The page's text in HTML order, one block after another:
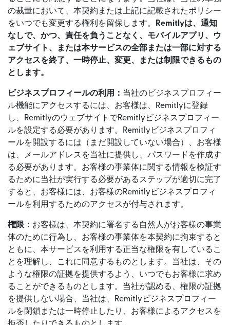
の裁量において、本契約または上記に記載されたポリシー
をいつでも変更する権利を留保します。
Remitlyは、通知
なしで、かつ、責任を負うことなく、モバイルアプリ、ウ
ェブサイト、または本サービスの全部または一部に対する
アクセスを終了、一時停止、変更、または制限できるもの
とします。
ビジネスプロフィールの利用： 当社のビジネスプロフィー
ル機能にアクセスするには、お客様は、Remitlyに登録
し、RemitlyのウェブサイトでRemitlyビジネスプロフィー
ルを設定する必要があります。Remitlyビジネスプロフィ
ールを開設するには（まだ開設していない場合）、お客様
は、メールアドレスを当社に提供し、パスワードを作成す
る必要があります。お客様の事業体に関する情報を検証す
るために当社が実行する必要があるステップが適切に完了
すると、お客様には、お客様のRemitlyビジネスプロフィ
ールを利用するためのアクセスが付与されます。
権限： お客様は、本契約に署名する自然人がお客様の事業
体のために行為し、お客様の事業体を本契約に拘束すると
ともに、本サービスを利用する正当な権限を有しているこ
とを理解し、これに同意するものとします。当社は、その
ような権限の証拠を提供するよう、いつでもお客様に求め
ることができるものとします。当社が認める、権限の証拠
を提供しない場合、当社は、Remitlyビジネスプロフィー
ルを閉鎖または一時停止したり、お客様によるアクセスを